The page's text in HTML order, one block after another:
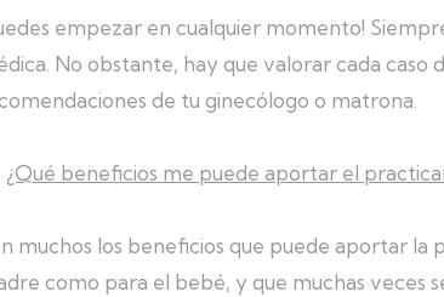
empezar en cualquier momento!
No obstante, hay que valorar cada caso
de tu ginecólogo o matrona.
¿Qué beneficios me puede aportar el
muchos los beneficios que puede aportar la
como para el bebé, y que muchas veces